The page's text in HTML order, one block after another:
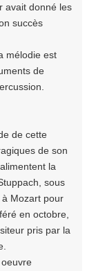
avait donné les
succès
mélodie est
de
de cette
de son
la
sous
Mozart pour
en octobre,
pris par la